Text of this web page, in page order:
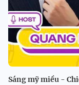
Sáng mỹ miều -